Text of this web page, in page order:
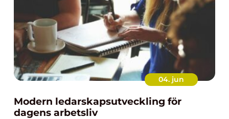
04. jun
Modern ledarskapsutveckling för
dagens arbetsliv